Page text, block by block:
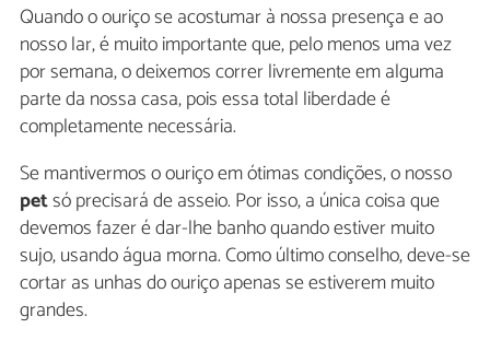
Quando o ouriço se acostumar à nossa presença e ao
nosso lar, é muito importante que, pelo menos uma vez
por semana, o deixemos correr livremente em alguma
parte da nossa casa, pois essa total liberdade é
completamente necessária.
Se mantivermos o ouriço em ótimas condições, o nosso
petsó precisará de asseio. Por isso, a única coisa que
devemos fazer é dar-lhe banho quando estiver muito
sujo, usando água morna. Como último conselho, deve-se
cortar as unhas do ouriço apenas se estiverem muito
grandes.